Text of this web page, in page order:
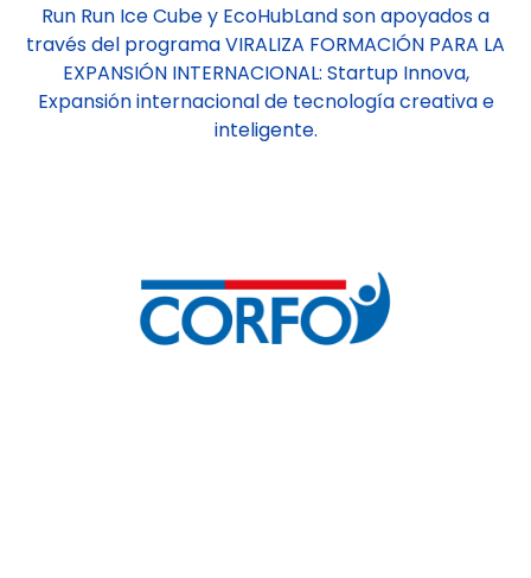
Run Run Ice Cube y EcoHubLand son apoyados a
través del programa VIRALIZA FORMACIÓN PARA LA
EXPANSIÓN INTERNACIONAL: Startup Innova,
Expansión internacional de tecnología creativa e
inteligente.